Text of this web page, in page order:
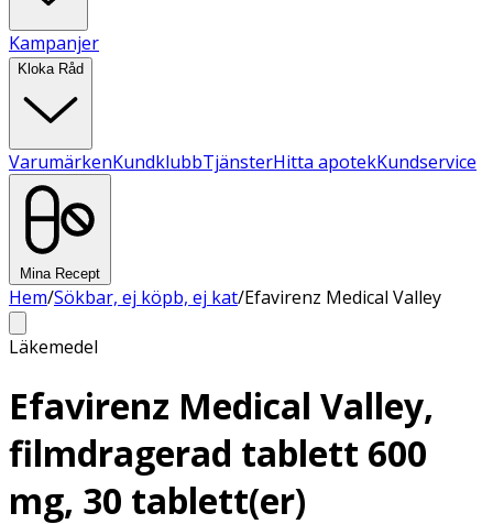
Kampanjer
Kloka Råd
VarumärkenKundklubbTjänsterHitta apotekKundservice
Mina Recept
Hem/Sökbar, ej köpb, ej kat/Efavirenz Medical Valley
Läkemedel
Efavirenz Medical Valley,
filmdragerad tablett 600
mg, 30 tablett(er)